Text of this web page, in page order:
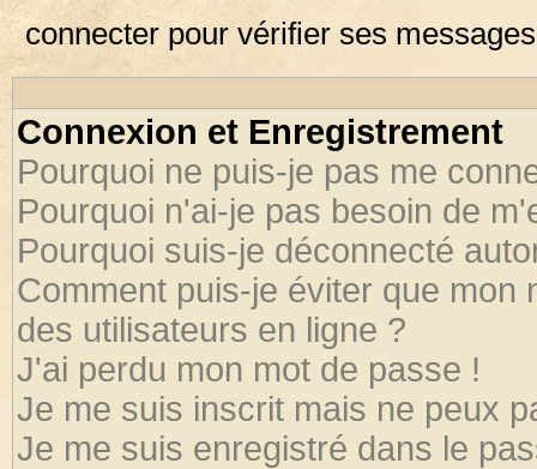
connecter pour vérifier ses
Connexion et Enregistrement
Pourquoi ne puis-je pas me
Pourquoi n'ai-je pas besoin de
Pourquoi suis-je déconnecté
Comment puis-je éviter que mon
des utilisateurs en ligne ?
J'ai perdu mon mot de passe !
Je me suis inscrit mais ne peux
Je me suis enregistré dans le